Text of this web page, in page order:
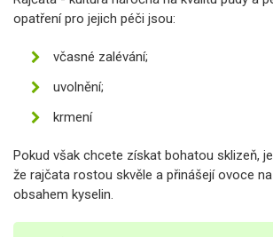
opatření pro jejich péči jsou:
včasné zalévání;
uvolnění;
krmení
Pokud však chcete získat bohatou sklizeň,
že rajčata rostou skvěle a přinášejí ovoce
obsahem kyselin.